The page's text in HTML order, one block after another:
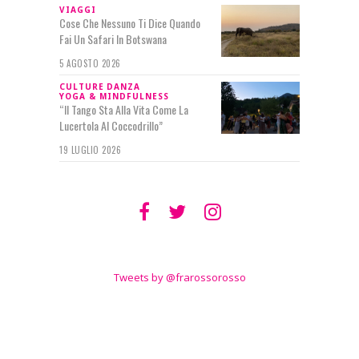
VIAGGI
Cose Che Nessuno Ti Dice Quando
Fai Un Safari In Botswana
5 AGOSTO 2026
CULTURE DANZA
YOGA & MINDFULNESS
“Il Tango Sta Alla Vita Come La
Lucertola Al Coccodrillo”
19 LUGLIO 2026
Tweets by @frarossorosso